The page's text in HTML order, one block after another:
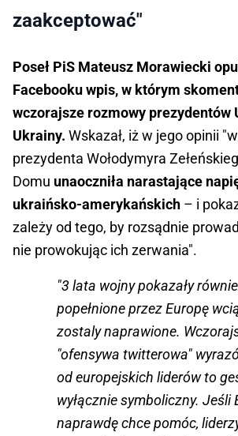
zaakceptować"
Poseł PiS Mateusz Morawiecki
Facebooku wpis, w którym
wczorajsze rozmowy prezydentów
Ukrainy. Wskazał, iż w jego opinii
prezydenta Wołodymyra
Domu unaoczniła narastające
ukraińsko-amerykańskich – i
zależy od tego, by rozsądnie
nie prowokując ich zerwania".
"3 lata wojny pokazały
popełnione przez Europę
zostaly naprawione.
"ofensywa twitterowa"
od europejskich liderów to
wyłącznie symboliczny. Jeśli
naprawdę chce pomóc,